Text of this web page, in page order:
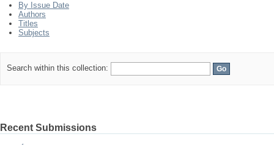
By Issue Date
Authors
Titles
Subjects
Search within this collection:
Recent Submissions